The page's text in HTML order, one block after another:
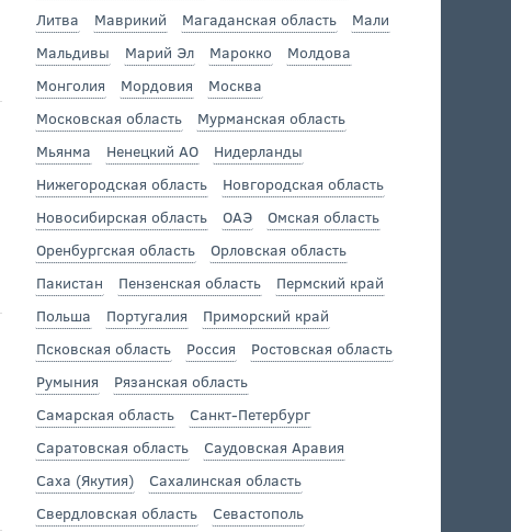
Литва
Маврикий Магаданская область
Мали
Мальдивы
Марий Эл Марокко
Молдова
Монголия
Мордовия
Москва
Московская область
Мурманская область
Мьянма
Ненецкий АО
Нидерланды
Нижегородская область
Новгородская область
Новосибирская область
ОАЭ
Омская область
Оренбургская область
Орловская область
Пакистан
Пензенская область
Пермский край
Польша
Португалия
Приморский край
Псковская область
Россия
Ростовская область
Румыния
Рязанская область
Самарская область
Санкт-Петербург
Саратовская область
Саудовская Аравия
Саха (Якутия)
Сахалинская область
Свердловская область
Севастополь